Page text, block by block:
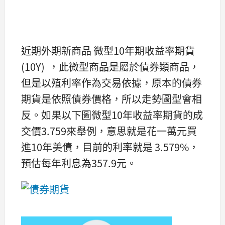
近期外期新商品 微型10年期收益率期貨
(10Y) ，此微型商品是屬於債券類商品，
但是以殖利率作為交易依據，原本的債券
期貨是依照債券價格，所以走勢圖型會相
反。如果以下圖微型10年收益率期貨的成
交價3.759來舉例，意思就是花一萬元買
進10年美債，目前的利率就是 3.579%，
預估每年利息為357.9元。